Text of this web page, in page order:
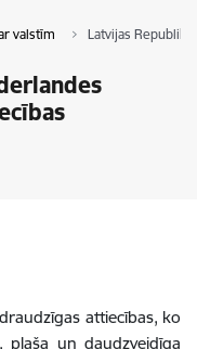
valstīm Latvijas
attiecības, ko
plaša un daudzveidīga